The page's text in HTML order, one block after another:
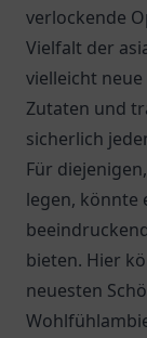
verlockende
Vielfalt der
vielleicht
Zutaten und
sicherlich
Für
legen, könnte
bieten. Hier
neuesten